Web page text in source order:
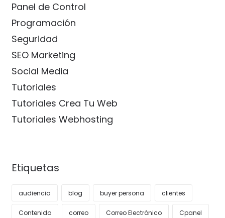
Panel de Control
Programación
Seguridad
SEO Marketing
Social Media
Tutoriales
Tutoriales Crea Tu Web
Tutoriales Webhosting
Etiquetas
audiencia blog buyer persona clientes
Contenido correo Correo Electrónico Cpanel